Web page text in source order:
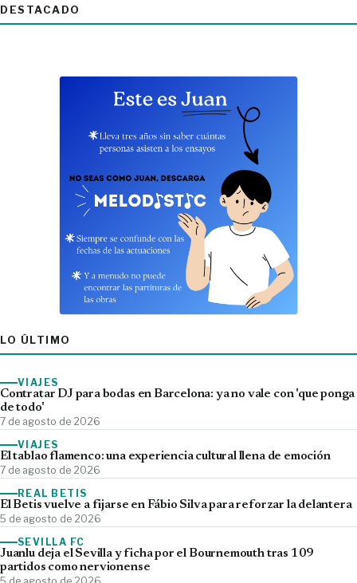
DESTACADO
LO ÚLTIMO
VIAJES
Contratar DJ para bodas en Barcelona: ya no vale con 'que ponga
de todo'
7 de agosto de 2026
VIAJES
El tablao flamenco: una experiencia cultural llena de emoción
7 de agosto de 2026
REAL BETIS
El Betis vuelve a fijarse en Fábio Silva para reforzar la delantera
5 de agosto de 2026
SEVILLA FC
Juanlu deja el Sevilla y ficha por el Bournemouth tras 109
partidos como nervionense